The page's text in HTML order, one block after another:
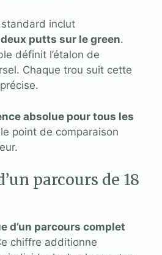
inclut
deux putts sur le green.
définit l’étalon de
Chaque trou suit cette
absolue pour tous les
le point de comparaison
parcours de 18
d’un parcours complet
chiffre additionne